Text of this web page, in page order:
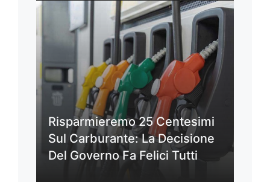
Risparmieremo 25 Centesimi
Sul Carburante: La Decisione
Del Governo Fa Felici Tutti